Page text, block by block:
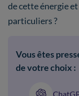
de cette énergie
particuliers ?
Vous êtes
de votre choix :